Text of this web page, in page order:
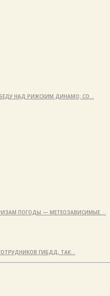
НАД РИЖСКИМ ДИНАМО; СО…
ПОГОДЫ — МЕТЕОЗАВИСИМЫЕ.…
ГИБДД, ТАК…